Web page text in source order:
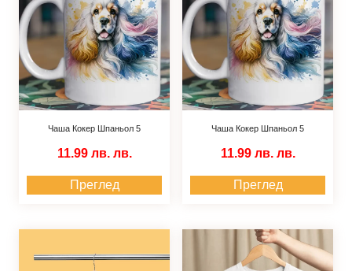
Чаша Кокер Шпаньол 5
11.99 лв. лв.
Преглед
Чаша Кокер Шпаньол 5
11.99 лв. лв.
Преглед